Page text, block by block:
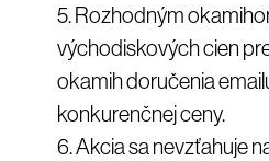
Rozhodným
východiskových cien
okamih doručenia
konkurenčnej ceny.
Akcia sa nevzťahuje